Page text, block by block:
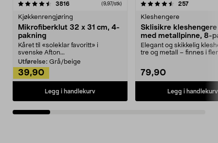
3816anmeldelser(9,97/stk)
Kjøkkenrengjøring
Mikrofiberklut 32 x 31 cm, 4-
pakning
Kåret til «soleklar favoritt» i
svenske Afton...
Utførelse: Grå/beige
39,90
Legg i handlekurv
4.5av 5 stjerner 257
Kleshengere
Sklisikre
med metallpinne, 8-
Elegant og skikkelig
tre og metall – finnes i
79,90
Legg i handlekurv
4.5av 5 stjerner